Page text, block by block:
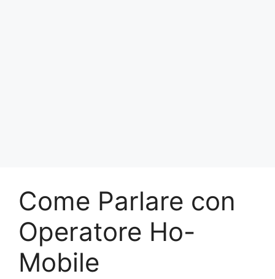
Come Parlare con
Operatore Ho-
Mobile